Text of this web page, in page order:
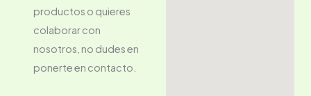
productos o quieres
colaborar con
nosotros, no dudes en
ponerte en contacto.